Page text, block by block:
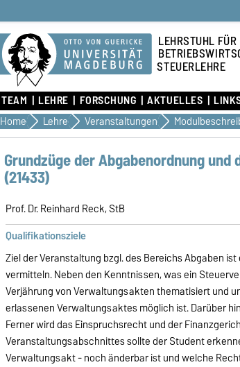
LEHRSTUHL FÜR
STEUERLEHRE
TEAM LEHRE FORSCHUNG AKTUELLES
Home Lehre Veranstaltungen
Grundzüge der Abgabenordnung
(21433)
Prof. Dr. Reinhard Reck, StB
Qualifikationsziele
Ziel der Veranstaltung bzgl. des Bereichs Abgaben
vermitteln. Neben den Kenntnissen, was ein
Verjährung von Verwaltungsakten thematisiert und
erlassenen Verwaltungsaktes möglich ist. Darüber
Ferner wird das Einspruchsrecht und der
Veranstaltungsabschnittes sollte der Student
Verwaltungsakt - noch änderbar ist und welche